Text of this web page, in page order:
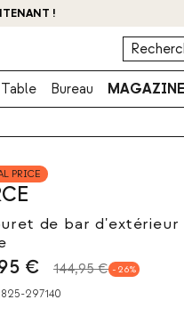
!
Bureau MAGAZINE
PRICE
de bar d'extérieur
€ 144,95 € 26
297140